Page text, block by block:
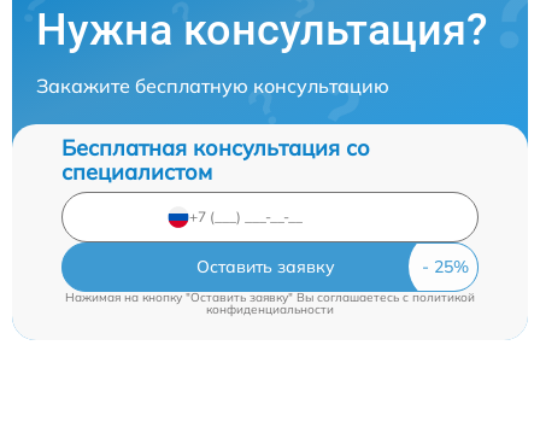
Нужна консультация?
Закажите бесплатную консультацию
Бесплатная консультация со
специалистом
Оставить заявку
Нажимая на кнопку "Оставить заявку" Вы соглашаетесь cполитикой
конфиденциальности